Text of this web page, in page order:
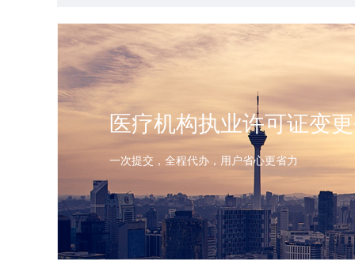
医疗机构执业许可证变
一次提交，全程代办，用户省心更省力